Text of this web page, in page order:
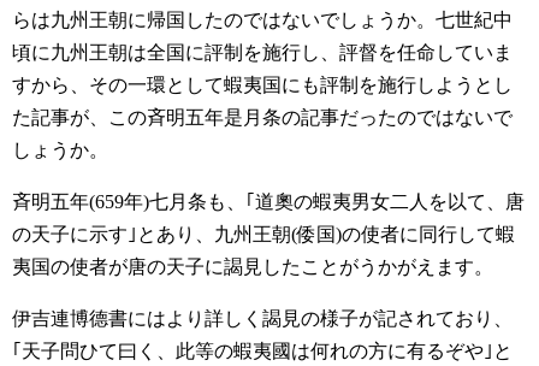
らは九州王朝に帰国したのではないでしょうか。七世紀中
頃に九州王朝は全国に評制を施行し、評督を任命していま
すから、その一環として蝦夷国にも評制を施行しようとし
た記事が、この斉明五年是月条の記事だったのではないで
しょうか。
斉明五年(659年)七月条も、｢道奧の蝦夷男女二人を以て、唐
の天子に示す｣とあり、九州王朝(倭国)の使者に同行して蝦
夷国の使者が唐の天子に謁見したことがうかがえます。
伊吉連博德書にはより詳しく謁見の様子が記されており、
｢天子問ひて曰く、此等の蝦夷國は何れの方に有るぞや｣と